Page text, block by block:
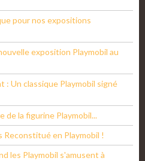
pour nos expositions
exposition Playmobil au
: Un classique Playmobil signé
de la figurine Playmobil...
Reconstitué en Playmobil !
les Playmobil s'amusent à